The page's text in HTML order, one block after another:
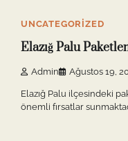
UNCATEGORIZED
Elazığ Palu
Admin Ağustos 19,
Elazığ Palu ilçesindeki
önemli fırsatlar